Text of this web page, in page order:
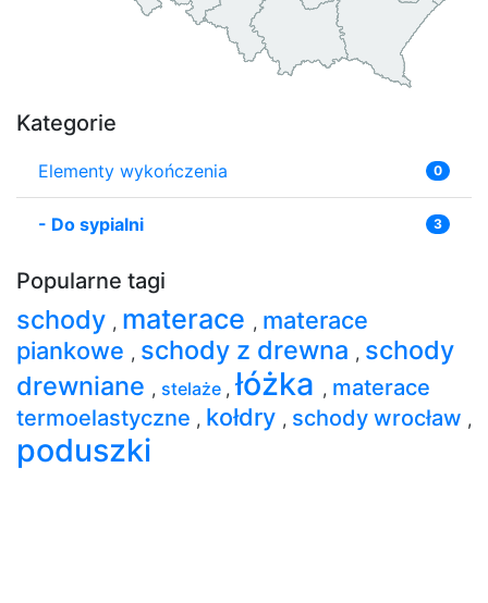
Kategorie
Elementy wykończenia 0
- Do sypialni 3
Popularne tagi
schody , materace , materace
piankowe , schody z drewna , schody
drewniane , stelaże ,łóżka , materace
termoelastyczne , kołdry , schody wrocław ,
poduszki